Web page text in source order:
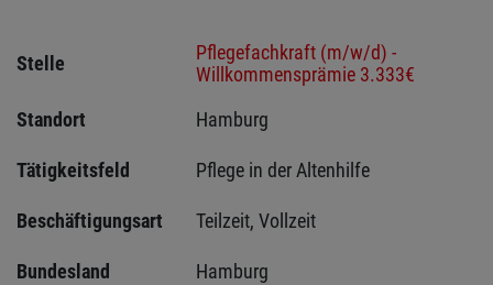
Stelle
Pflegefachkraft (m/w/d) -
Willkommensprämie 3.333€
Standort
Hamburg
Tätigkeitsfeld Pflege in der Altenhilfe
Beschäftigungsart Teilzeit, Vollzeit
Bundesland Hamburg